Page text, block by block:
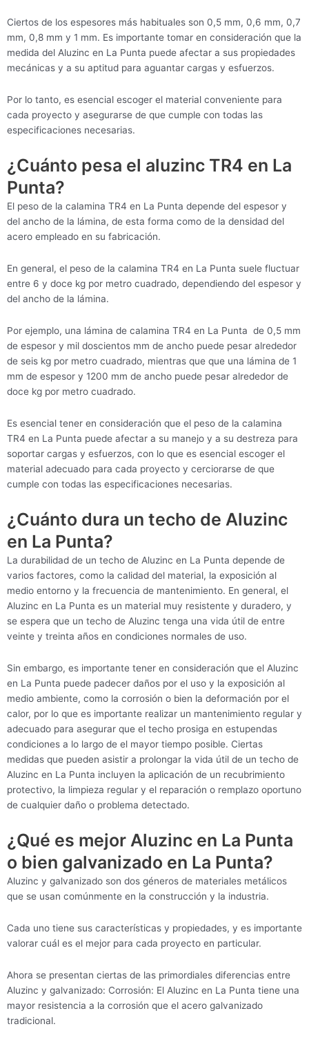
Ciertos de los espesores más habituales son 0,5 mm, 0,6 mm, 0,7
mm, 0,8 mm y 1 mm. Es importante tomar en consideración que la
medida del Aluzinc en La Punta puede afectar a sus propiedades
mecánicas y a su aptitud para aguantar cargas y esfuerzos.
Por lo tanto, es esencial escoger el material conveniente para
cada proyecto y asegurarse de que cumple con todas las
especificaciones necesarias.
¿Cuánto pesa el aluzinc TR4 en La
Punta?
El peso de la calamina TR4 en La Punta depende del espesor y
del ancho de la lámina, de esta forma como de la densidad del
acero empleado en su fabricación.
En general, el peso de la calamina TR4 en La Punta suele fluctuar
entre 6 y doce kg por metro cuadrado, dependiendo del espesor y
del ancho de la lámina.
Por ejemplo, una lámina de calamina TR4 en La Punta de 0,5 mm
de espesor y mil doscientos mm de ancho puede pesar alrededor
de seis kg por metro cuadrado, mientras que que una lámina de 1
mm de espesor y 1200 mm de ancho puede pesar alrededor de
doce kg por metro cuadrado.
Es esencial tener en consideración que el peso de la calamina
TR4 en La Punta puede afectar a su manejo y a su destreza para
soportar cargas y esfuerzos, con lo que es esencial escoger el
material adecuado para cada proyecto y cerciorarse de que
cumple con todas las especificaciones necesarias.
¿Cuánto dura un techo de Aluzinc
en La Punta?
La durabilidad de un techo de Aluzinc en La Punta depende de
varios factores, como la calidad del material, la exposición al
medio entorno y la frecuencia de mantenimiento. En general, el
Aluzinc en La Punta es un material muy resistente y duradero, y
se espera que un techo de Aluzinc tenga una vida útil de entre
veinte y treinta años en condiciones normales de uso.
Sin embargo, es importante tener en consideración que el Aluzinc
en La Punta puede padecer daños por el uso y la exposición al
medio ambiente, como la corrosión o bien la deformación por el
calor, por lo que es importante realizar un mantenimiento regular y
adecuado para asegurar que el techo prosiga en estupendas
condiciones a lo largo de el mayor tiempo posible. Ciertas
medidas que pueden asistir a prolongar la vida útil de un techo de
Aluzinc en La Punta incluyen la aplicación de un recubrimiento
protectivo, la limpieza regular y el reparación o remplazo oportuno
de cualquier daño o problema detectado.
¿Qué es mejor Aluzinc en La Punta
o bien galvanizado en La Punta?
Aluzinc y galvanizado son dos géneros de materiales metálicos
que se usan comúnmente en la construcción y la industria.
Cada uno tiene sus características y propiedades, y es importante
valorar cuál es el mejor para cada proyecto en particular.
Ahora se presentan ciertas de las primordiales diferencias entre
Aluzinc y galvanizado: Corrosión: El Aluzinc en La Punta tiene una
mayor resistencia a la corrosión que el acero galvanizado
tradicional.